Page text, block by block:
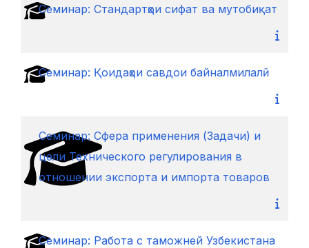
Семинар: Стандартҳои сифат ва мутобиқат
Семинар: Қоидаҳои савдои байналмилалӣ
Cеминар: Сфера применения (Задачи) и
цели Технического регулирования в
отношении экспорта и импорта товаров
Cеминар: Работа с таможней Узбекистана